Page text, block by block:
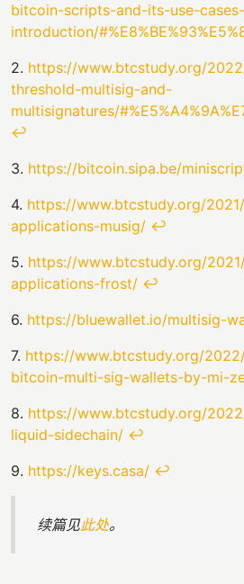
bitcoin-scripts-and-its-use-
introduction/
2. https://www.btcstudy.org/
threshold-multisig-and-
multisignatures/
↩
3. https://bitcoin.sipa.be/
4. https://www.btcstudy.org/
applications-musig/ ↩
5. https://www.btcstudy.org/
applications-frost/ ↩
6. https://bluewallet.io/multisig-
7. https://www.btcstudy.org/
bitcoin-multi-sig-wallets-by-mi-
8. https://www.btcstudy.org/
liquid-sidechain/ ↩
9. https://keys.casa/ ↩
续篇见此处。